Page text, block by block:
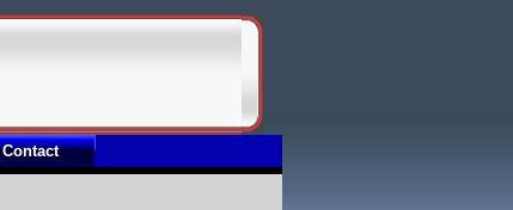
Contact